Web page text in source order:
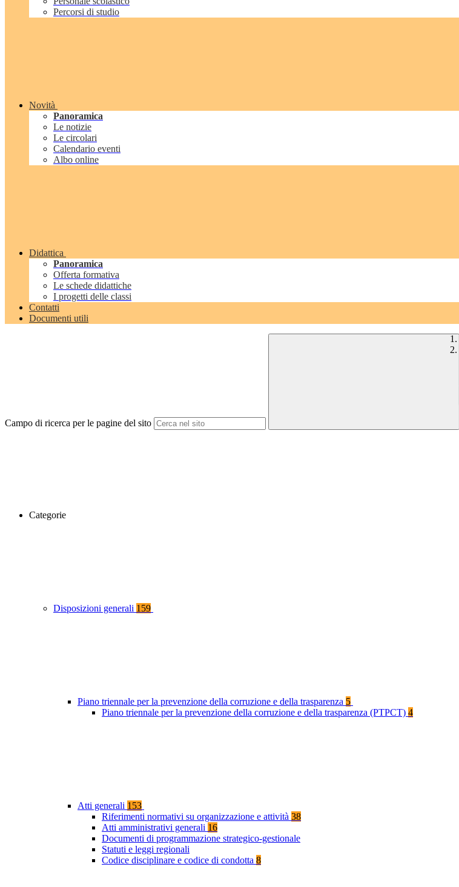
Percorsi di studio
Novità
Panoramica
Le notizie
Le circolari
Calendario eventi
Albo online
Didattica
Panoramica
Offerta formativa
Le schede didattiche
I progetti delle classi
Contatti
Documenti utili
Campo di ricerca per le pagine del sito
Categorie
Disposizioni generali 159
Piano triennale per la prevenzione della corruzione e della trasparenza 5
Piano triennale per la prevenzione della corruzione e della trasparenza (PTPCT) 4
Atti generali 153
Riferimenti normativi su organizzazione e attività 38
Atti amministrativi generali 16
Documenti di programmazione strategico-gestionale
Statuti e leggi regionali
Codice disciplinare e codice di condotta 8